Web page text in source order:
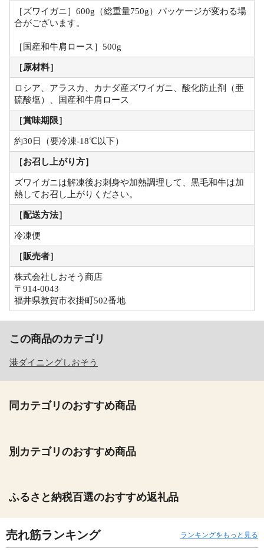
［ズワイガニ］600g（総重量750g）パッケージが変わる場
合がございます。
［国産和牛肩ロース］500g
［原材料］
ロシア、アラスカ、カナダ産ズワイガニ、酸化防止剤（亜
硫酸塩）、国産和牛肩ロース
［賞味期限］
約30日（要冷凍-18℃以下）
［お召し上がり方］
ズワイガニは解凍後お刺身や加熱調理して、黒毛和牛は加
熱してお召し上がりください。
［配送方法］
冷凍便
［販売者］
株式会社しおそう商店
〒914-0043
福井県敦賀市衣掛町502番地
この商品のカテゴリ
港ダイニングしおそう
同カテゴリのおすすめ商品
別カテゴリのおすすめ商品
ふるさと納税百選のおすすめ返礼品
売れ筋ランキング ランキングをもっと見る